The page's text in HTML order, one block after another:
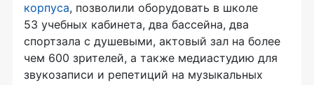
корпуса, позволили оборудовать в школе
53 учебных кабинета, два бассейна, два
спортзала с душевыми, актовый зал на более
чем 600 зрителей, а также медиастудию для
звукозаписи и репетиций на музыкальных